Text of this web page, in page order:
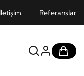
İletişim Referanslar